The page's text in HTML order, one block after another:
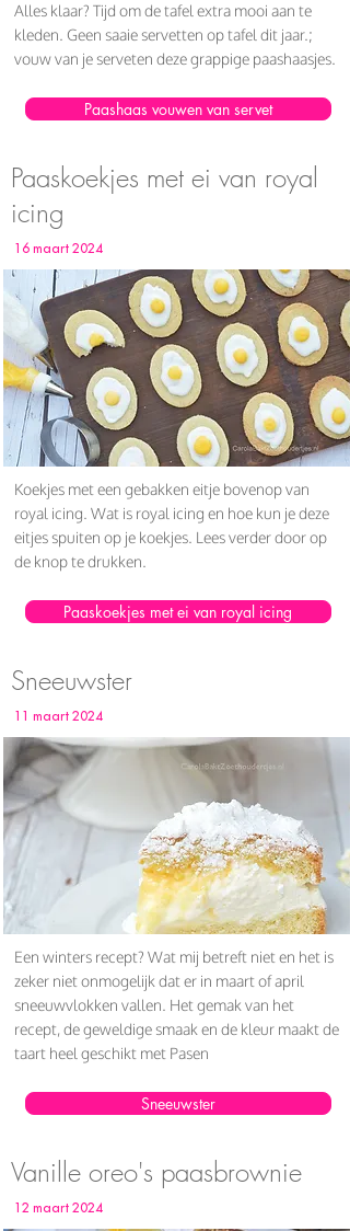
Alles klaar? Tijd om de tafel extra mooi aan te
kleden. Geen saaie servetten op tafel dit jaar.;
vouw van je serveten deze grappige paashaasjes.
Paashaas vouwen van servet
Paaskoekjes met ei van royal
icing
16 maart 2024
Koekjes met een gebakken eitje bovenop van
royal icing. Wat is royal icing en hoe kun je deze
eitjes spuiten op je koekjes. Lees verder door op
de knop te drukken.
Paaskoekjes met ei van royal icing
Sneeuwster
11 maart 2024
Een winters recept? Wat mij betreft niet en het is
zeker niet onmogelijk dat er in maart of april
sneeuwvlokken vallen. Het gemak van het
recept, de geweldige smaak en de kleur maakt de
taart heel geschikt met Pasen
Sneeuwster
Vanille oreo's paasbrownie
12 maart 2024